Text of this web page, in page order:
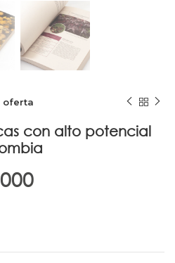
oferta
con alto potencial
El
es: